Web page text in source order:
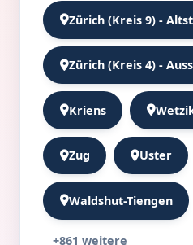
Zürich (Kreis 9) -
Zürich (Kreis 4) -
Kriens
Zug Uster
Waldshut-Tiengen
+861 weitere